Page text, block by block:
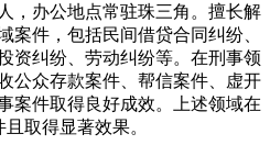
，办公地点常驻珠三角。擅长解
案件，包括民间借贷合同纠纷、
资纠纷、劳动纠纷等。在刑事领
公众存款案件、帮信案件、虚开
案件取得良好成效。上述领域在
且取得显著效果。